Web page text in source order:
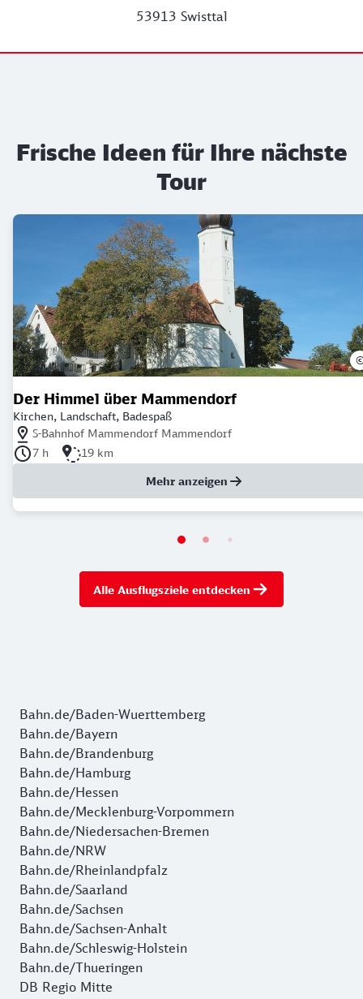
53913 Swisttal
Frische Ideen für Ihre nächste
Tour
Der Himmel über Mammendorf
Kirchen, Landschaft, Badespaß
Nächstgelegener Bahnhof: S-Bahnhof Mammendorf Mammendorf
S-Bahnhof Mammendorf Mammendorf
Dauer der Tour: 7 Stunden
7 h Länge der Tour: 19 Kilometer
19 km
Mehr anzeigen
Alle Ausflugsziele entdecken
Bahn.de/Baden-Wuerttemberg
Bahn.de/Bayern
Bahn.de/Brandenburg
Bahn.de/Hamburg
Bahn.de/Hessen
Bahn.de/Mecklenburg-Vorpommern
Bahn.de/Niedersachen-Bremen
Bahn.de/NRW
Bahn.de/Rheinlandpfalz
Bahn.de/Saarland
Bahn.de/Sachsen
Bahn.de/Sachsen-Anhalt
Bahn.de/Schleswig-Holstein
Bahn.de/Thueringen
DB Regio Mitte